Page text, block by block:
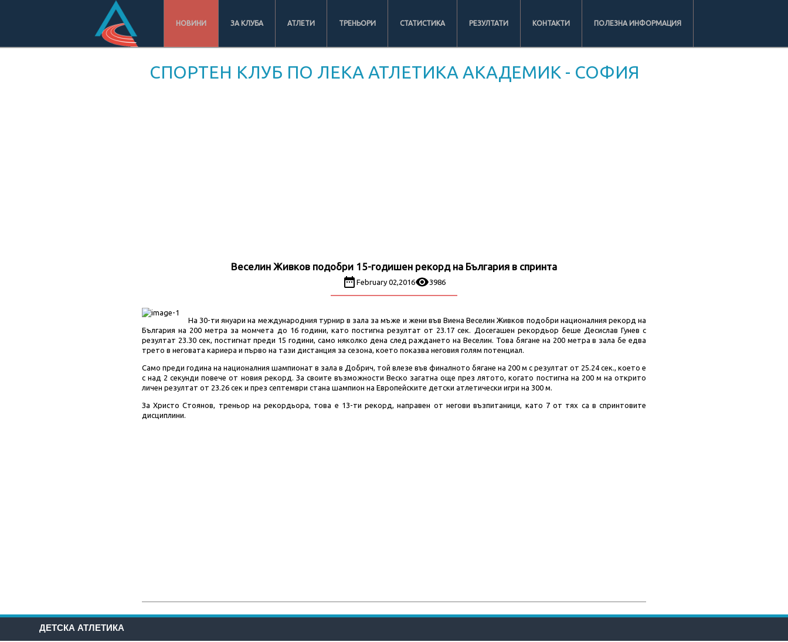
НОВИНИ ЗА КЛУБА АТЛЕТИ ТРЕНЬОРИ СТАТИСТИКА РЕЗУЛТАТИ КОНТАКТИ ПОЛЕЗНА ИНФОРМАЦИЯ
СПОРТЕН КЛУБ ПО ЛЕКА АТЛЕТИКА АКАДЕМИК - СОФИЯ
Веселин Живков подобри 15-годишен рекорд на България в спринта
February 02,2016 3986
На 30-ти януари на международния турнир в зала за мъже и жени във Виена Веселин Живков подобри националния рекорд на
България на 200 метра за момчета до 16 години, като постигна резултат от 23.17 сек. Досегашен рекордьор беше Десислав Гунев с
резултат 23.30 сек, постигнат преди 15 години, само няколко дена след раждането на Веселин. Това бягане на 200 метра в зала бе едва
трето в неговата кариера и първо на тази дистанция за сезона, което показва неговия голям потенциал.
Само преди година на националния шампионат в зала в Добрич, той влезе във финалното бягане на 200 м с резултат от 25.24 сек., което е
с над 2 секунди повече от новия рекорд. За своите възможности Веско загатна още през лятото, когато постигна на 200 м на открито
личен резултат от 23.26 сек и през септември стана шампион на Европейските детски атлетически игри на 300 м.
За Христо Стоянов, треньор на рекордьора, това е 13-ти рекорд, направен от негови възпитаници, като 7 от тях са в спринтовите
дисциплини.
ДЕТСКА АТЛЕТИКА